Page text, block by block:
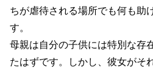
ちが虐待される場所でも何も助
す。
母親は自分の子供には特別な存
たはずです。しかし、彼女がそ